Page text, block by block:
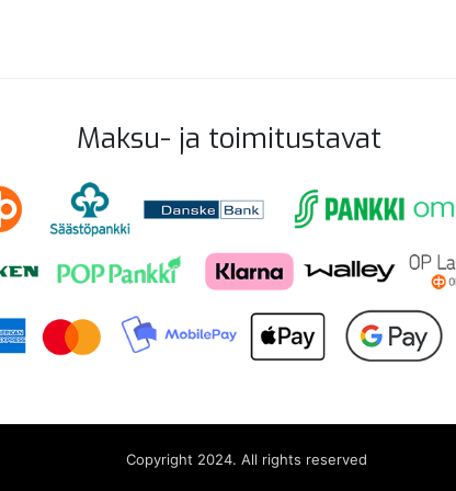
Maksu- ja toimitustavat
Copyright 2024. All rights reserved